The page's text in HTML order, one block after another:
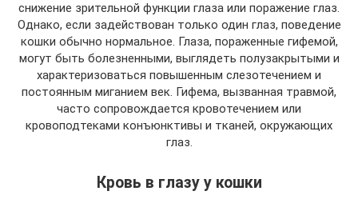
снижение зрительной функции глаза или поражение глаз.
Однако, если задействован только один глаз, поведение
кошки обычно нормальное. Глаза, пораженные гифемой,
могут быть болезненными, выглядеть полузакрытыми и
характеризоваться повышенным слезотечением и
постоянным миганием век. Гифема, вызванная травмой,
часто сопровождается кровотечением или
кровоподтеками конъюнктивы и тканей, окружающих
глаз.
Кровь в глазу у кошки